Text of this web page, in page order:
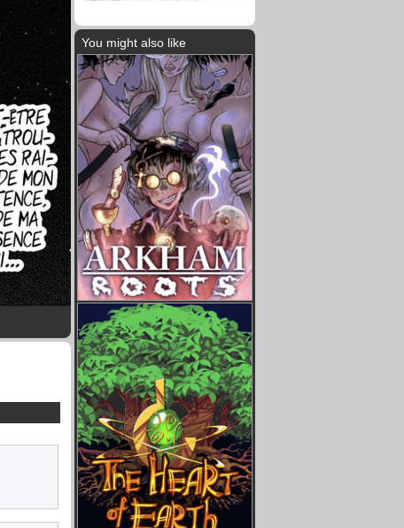
You might also like